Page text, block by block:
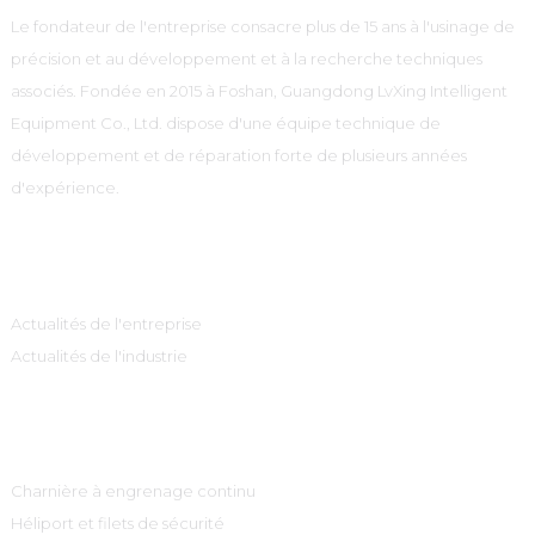
Le fondateur de l'entreprise consacre plus de 15 ans à l'usinage de
précision et au développement et à la recherche techniques
associés. Fondée en 2015 à Foshan, Guangdong LvXing Intelligent
Equipment Co., Ltd. dispose d'une équipe technique de
développement et de réparation forte de plusieurs années
d'expérience.
Actualités de l'entreprise
Actualités de l'industrie
Charnière à engrenage continu
Héliport et filets de sécurité